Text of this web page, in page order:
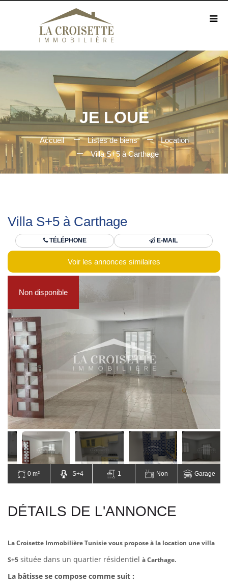
JE LOUE
Accueil Listes de biens
Location
Villa S+5 à Carthage
Villa S+5 à Carthage
TÉLÉPHONE E-MAIL
Voir les annonces similaires
Non disponible
Non disponible
0 m² S+4 1 Non Garage
DÉTAILS DE L'ANNONCE
La Croisette Immobilière Tunisie vous propose à la location une villa
S+5 située dans un quartier résidentiel à Carthage.
La bâtisse se compose comme suit :